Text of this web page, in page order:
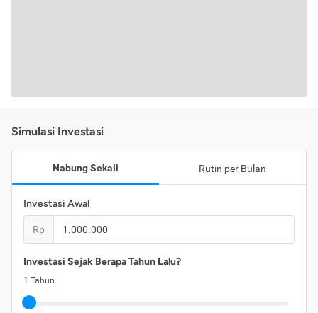
Simulasi Investasi
Nabung Sekali Rutin per Bulan
Investasi Awal
Rp
Investasi Sejak Berapa Tahun Lalu?
1 Tahun